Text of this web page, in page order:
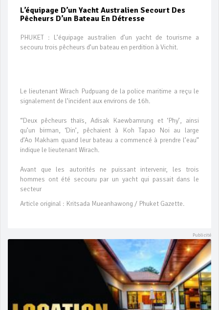
L’équipage D’un Yacht Australien Secourt Des
Pêcheurs D’un Bateau En Détresse
PHUKET : L’équipage australien d’un yacht de tourisme a
secouru trois pêcheurs d’un bateau en perdition à Vichit.
Le lieutenant Wirach Pudpuang de la police maritime a reçu le
signalement de l’incident aux environs de 16h.
“Deux pêcheurs thaïs, Adisak Kaewbamrung et ‘Phy’, ainsi
qu’un birman, ‘Din’, pêchaient à Koh Tapao Noi au large
d’Ao Makham quand leur bateau a commencé à prendre l’eau”
indique le lieutenant Wirach.
Avant que les autorités ne puissant intervenir, les trois
hommes ont été secouru par un yacht qui passait dans le
secteur
Article original : Kritsada Mueanhawong / Phuket Gazette.